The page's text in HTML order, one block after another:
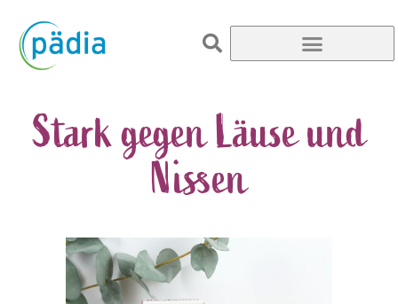
Stark gegen Läuse und
Nissen